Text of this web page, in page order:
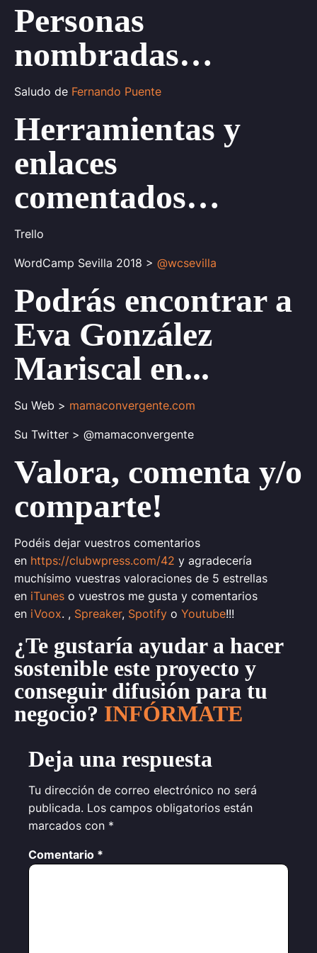
Personas
nombradas…
Saludo de Fernando Puente
Herramientas y
enlaces
comentados…
Trello
WordCamp Sevilla 2018 > @wcsevilla
Podrás encontrar a
Eva González
Mariscal en...
Su Web > mamaconvergente.com
Su Twitter > @mamaconvergente
Valora, comenta y/o
comparte!
Podéis dejar vuestros comentarios
en https://clubwpress.com/42 y agradecería
muchísimo vuestras valoraciones de 5 estrellas
en iTunes o vuestros me gusta y comentarios
en iVoox. , Spreaker, Spotify o Youtube!!!
¿Te gustaría ayudar a hacer
sostenible este proyecto y
conseguir difusión para tu
negocio? INFÓRMATE
Deja una respuesta
Tu dirección de correo electrónico no será
publicada. Los campos obligatorios están
marcados con *
Comentario *